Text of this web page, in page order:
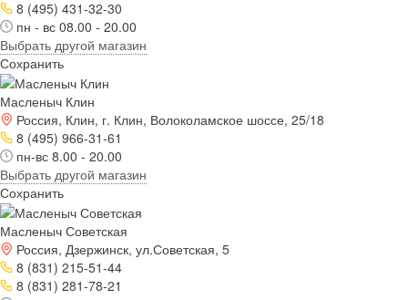
8 (495) 431-32-30
пн - вс 08.00 - 20.00
Выбрать другой магазин
Сохранить
Масленыч Клин
Россия, Клин, г. Клин, Волоколамское шоссе, 25/18
8 (495) 966-31-61
пн-вс 8.00 - 20.00
Выбрать другой магазин
Сохранить
Масленыч Советская
Россия, Дзержинск, ул.Советская, 5
8 (831) 215-51-44
8 (831) 281-78-21